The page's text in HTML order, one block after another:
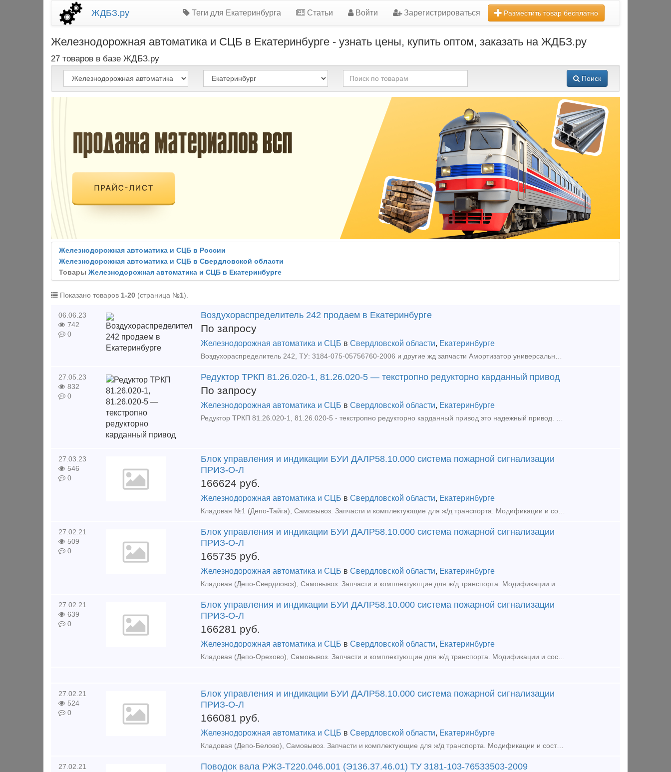
ЖДБЗ.ру Теги для Екатеринбурга Статьи Войти Зарегистрироваться Разместить товар бесплатно
Железнодорожная автоматика и СЦБ в Екатеринбурге - узнать цены, купить оптом, заказать на ЖДБЗ.ру
27 товаров в базе ЖДБЗ.ру
Поиск
Железнодорожная автоматика и СЦБ в России
Железнодорожная автоматика и СЦБ в Свердловской области
Товары Железнодорожная автоматика и СЦБ в Екатеринбурге
Показано товаров 1-20 (страница №1).
06.06.23
742
0
Воздухораспределитель 242 продаем в Екатеринбурге
По запросу
Железнодорожная автоматика и СЦБ в Свердловской области, Екатеринбурге
Воздухораспределитель 242, ТУ: 3184-075-05756760-2006 и другие жд запчасти Амортизатор универсальный К-0292.000.000; Вал 81.30.391; Вал карданный ЖД1 - ТУ 3183-001-46786609-01; Вал
27.05.23
832
0
Редуктор ТРКП 81.26.020-1, 81.26.020-5 — текстропно редукторно карданный привод
По запросу
Железнодорожная автоматика и СЦБ в Свердловской области, Екатеринбурге
Редуктор ТРКП 81.26.020-1, 81.26.020-5 - текстропно редукторно карданный привод это надежный привод. Редукторами (приводами) ТРКП оборудуются пассажирские и почтовые вагоны. Редуктор ТРКП уста
27.03.23
546
0
Блок управления и индикации БУИ ДАЛР58.10.000 система пожарной сигнализации
ПРИЗ-О-Л
166624 руб.
Железнодорожная автоматика и СЦБ в Свердловской области, Екатеринбурге
Кладовая №1 (Депо-Тайга), Самовывоз. Запчасти и комплектующие для ж/д транспорта. Модификации и состав интегрированной системы безопасности «ПРИЗ-И», ТУ 4371-005.11530928-2010:1. Модификаци
27.02.21
509
0
Блок управления и индикации БУИ ДАЛР58.10.000 система пожарной сигнализации
ПРИЗ-О-Л
165735 руб.
Железнодорожная автоматика и СЦБ в Свердловской области, Екатеринбурге
Кладовая (Депо-Свердловск), Самовывоз. Запчасти и комплектующие для ж/д транспорта. Модификации и состав интегрированной системы безопасности «ПРИЗ-И», ТУ 4371-005.11530928-2010:1. Модифика
27.02.21
639
0
Блок управления и индикации БУИ ДАЛР58.10.000 система пожарной сигнализации
ПРИЗ-О-Л
166281 руб.
Железнодорожная автоматика и СЦБ в Свердловской области, Екатеринбурге
Кладовая (Депо-Орехово), Самовывоз. Запчасти и комплектующие для ж/д транспорта. Модификации и состав интегрированной системы безопасности «ПРИЗ-И», ТУ 4371-005.11530928-2010:1. Модификация
27.02.21
524
0
Блок управления и индикации БУИ ДАЛР58.10.000 система пожарной сигнализации
ПРИЗ-О-Л
166081 руб.
Железнодорожная автоматика и СЦБ в Свердловской области, Екатеринбурге
Кладовая (Депо-Белово), Самовывоз. Запчасти и комплектующие для ж/д транспорта. Модификации и состав интегрированной системы безопасности «ПРИЗ-И», ТУ 4371-005.11530928-2010:1. Модификация
27.02.21 Поводок вала РЖЗ-Т220.046.001 (Э136.37.46.01) ТУ 3181-103-76533503-2009